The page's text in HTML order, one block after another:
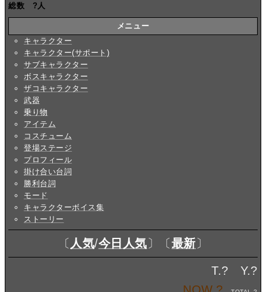
総数
? 人
メニュー
キャラクター
キャラクター(サポート)
サブキャラクター
ボスキャラクター
ザコキャラクター
武器
乗り物
アイテム
コスチューム
登場ステージ
プロフィール
掛け合い台詞
勝利台詞
モード
キャラクターボイス集
ストーリー
〔 人気/今日人気 〕〔 最新 〕
T.? Y.?